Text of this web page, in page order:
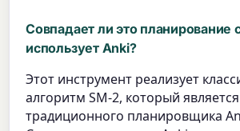
Совпадает ли это планирование
использует Anki?
Этот инструмент реализует
алгоритм SM-2, который
традиционного планировщика